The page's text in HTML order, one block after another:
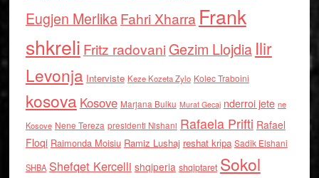
Eugjen MerlikaFahri Xharra Frank
shkreli Fritz radovaniGezim Llojdia Ilir
Levonja Interviste Keze Kozeta Zylo Kolec Traboini
kosova Kosove Marjana Bulku Murat Gecaj nderroi jete ne
Kosove Nene Tereza presidenti Nishani Rafaela Prifti Rafael
Floqi Raimonda Moisiu Ramiz Lushaj reshat kripa Sadik Elshani
SHBA Shefqet Kercelli shqiperia shqiptaret Sokol